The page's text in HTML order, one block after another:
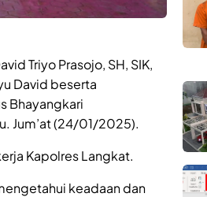
Triyo Prasojo, SH, SIK,
David beserta
Bhayangkari
Jum’at (24/01/2025).
Kapolres Langkat.
keadaan dan